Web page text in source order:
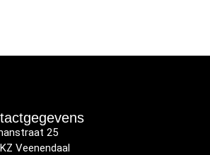
25
Veenendaal